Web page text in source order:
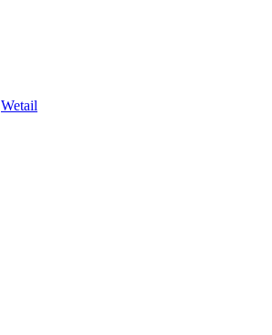
Wetail